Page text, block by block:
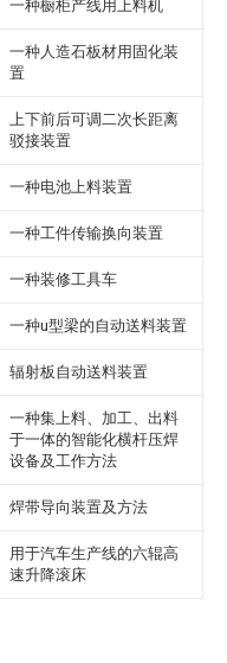
一种橱柜产线用上料机
一种人造石板材用固化装
置
上下前后可调二次长距离
驳接装置
一种电池上料装置
一种工件传输换向装置
一种装修工具车
一种u型梁的自动送料装置
辐射板自动送料装置
一种集上料、加工、出料
于一体的智能化横杆压焊
设备及工作方法
焊带导向装置及方法
用于汽车生产线的六辊高
速升降滚床